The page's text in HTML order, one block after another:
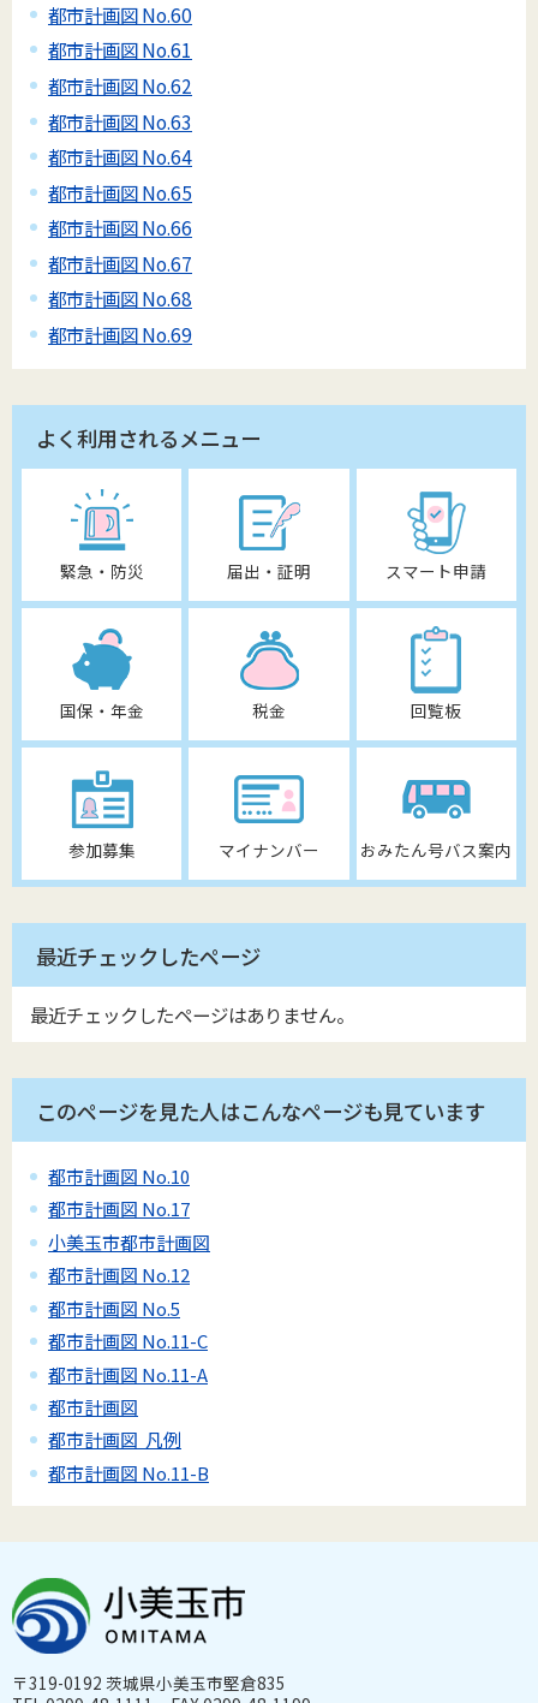
都市計画図 No.60
都市計画図 No.61
都市計画図 No.62
都市計画図 No.63
都市計画図 No.64
都市計画図 No.65
都市計画図 No.66
都市計画図 No.67
都市計画図 No.68
都市計画図 No.69
よく利用されるメニュー
緊急・防災 届出・証明 スマート申請
国保・年金 税金 回覧板
参加募集 マイナンバー おみたん号バス案内
最近チェックしたページ
最近チェックしたページはありません。
このページを見た人はこんなページも見ています
都市計画図 No.10
都市計画図 No.17
小美玉市都市計画図
都市計画図 No.12
都市計画図 No.5
都市計画図 No.11-C
都市計画図 No.11-A
都市計画図
都市計画図 凡例
都市計画図 No.11-B
〒319-0192 茨城県小美玉市堅倉835